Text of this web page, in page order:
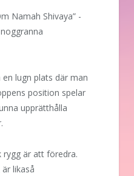
Namah Shivaya” -
lugn plats där man
position spelar
upprätthålla
rygg är att föredra.
likaså